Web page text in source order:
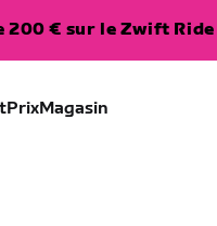
200 € sur le Zwift
PrixMagasin